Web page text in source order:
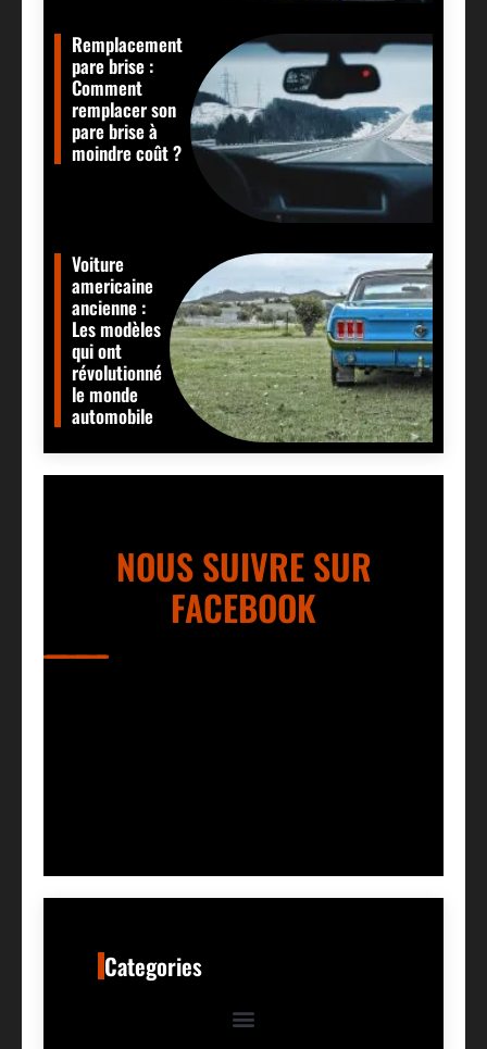
Remplacement
pare brise :
Comment
remplacer son
pare brise à
moindre coût ?
Voiture
americaine
ancienne :
Les modèles
qui ont
révolutionné
le monde
automobile
NOUS SUIVRE SUR
FACEBOOK
Categories